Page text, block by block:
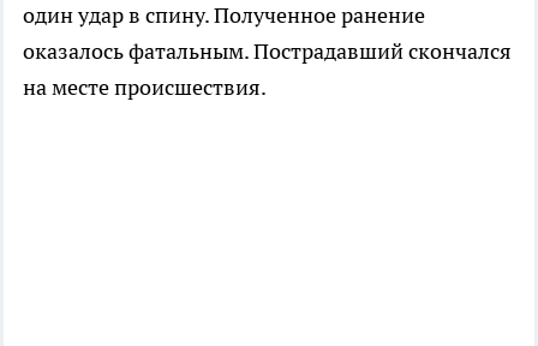
один удар в спину. Полученное ранение
оказалось фатальным. Пострадавший скончался
на месте происшествия.